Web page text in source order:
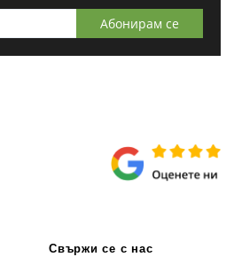
Абонирам се
Свържи се с нас